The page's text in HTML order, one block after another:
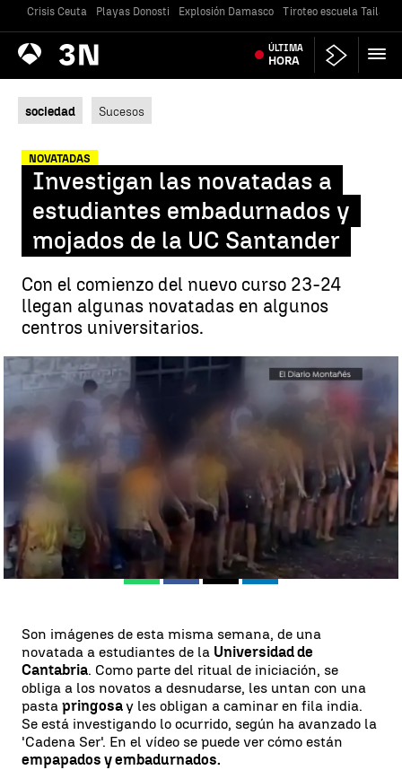
Crisis Ceuta Playas Donosti Explosión Damasco Tiroteo escuela
Antena
3 Noticias ÚLTIMA
HORA
sociedad Sucesos
NOVATADAS
Investigan las novatadas a
estudiantes embadurnados y
mojados de la UC Santander
Con el comienzo del nuevo curso 23-24
llegan algunas novatadas en algunos
centros universitarios.
Investigan las novatadas a estudiantes embadurnados y mojados
de la UC Santander |
Antena 3 Noticias
Publicado:
15 de septiembre de 2023, 22:11
WhatsappFacebook
X Linkedin
Son imágenes de esta misma semana, de una
novatada a estudiantes de la Universidad de
Cantabria. Como parte del ritual de iniciación, se
obliga a los novatos a desnudarse, les untan con una
pasta pringosay les obligan a caminar en fila india.
Se está investigando lo ocurrido, según ha avanzado la
'Cadena Ser'. En el vídeo se puede ver cómo están
empapados y embadurnados.